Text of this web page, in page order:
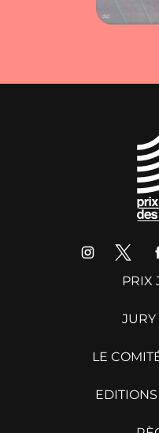
PRIX
JURY
LE